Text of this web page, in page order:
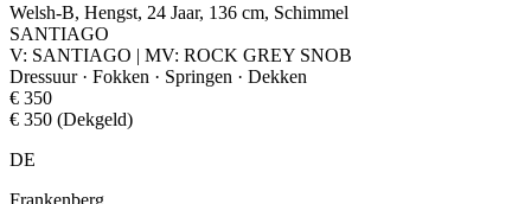
Welsh-B, Hengst, 24 Jaar, 136 cm, Schimmel
SANTIAGO
V: SANTIAGO | MV: ROCK GREY SNOB
Dressuur · Fokken · Springen · Dekken
€ 350
€ 350 (Dekgeld)
DE
Frankenberg